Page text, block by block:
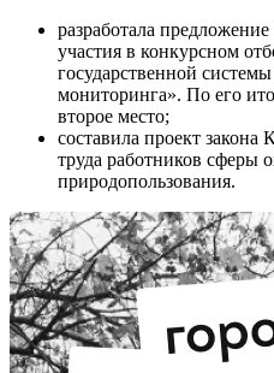
разработала
участия в конкурсном
государственной
мониторинга». По его
второе место;
составила проект закона
труда работников
природопользования.